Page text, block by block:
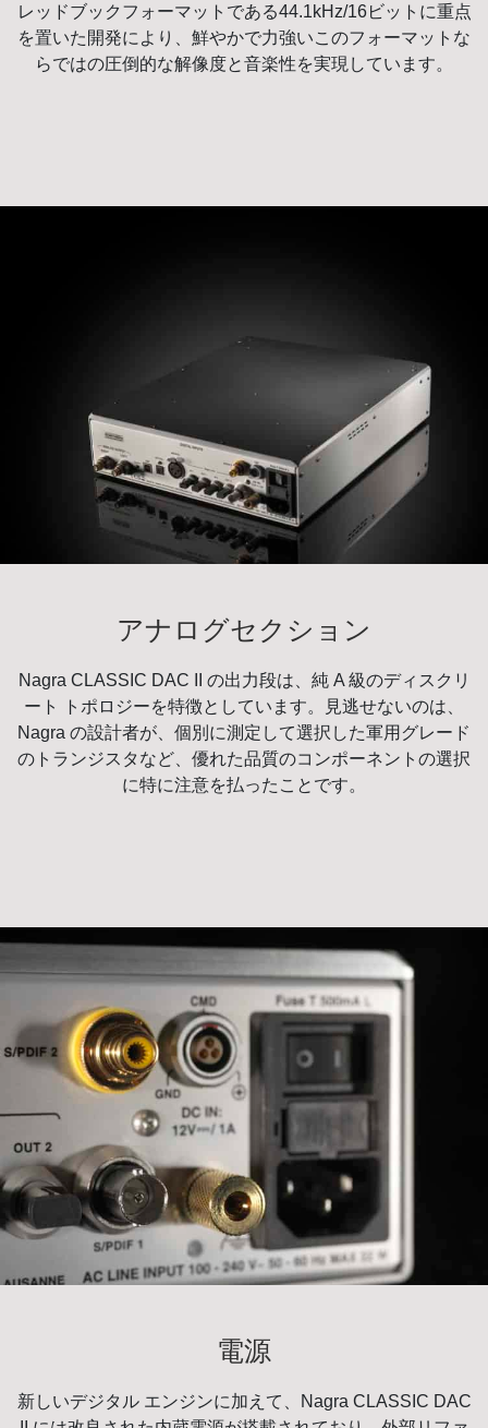
レッドブックフォーマットである44.1kHz/16ビットに重点
を置いた開発により、鮮やかで力強いこのフォーマットな
らではの圧倒的な解像度と音楽性を実現しています。
アナログセクション
Nagra CLASSIC DAC II の出力段は、純 A 級のディスクリ
ート トポロジーを特徴としています。見逃せないのは、
Nagra の設計者が、個別に測定して選択した軍用グレード
のトランジスタなど、優れた品質のコンポーネントの選択
に特に注意を払ったことです。
電源
新しいデジタル エンジンに加えて、Nagra CLASSIC DAC